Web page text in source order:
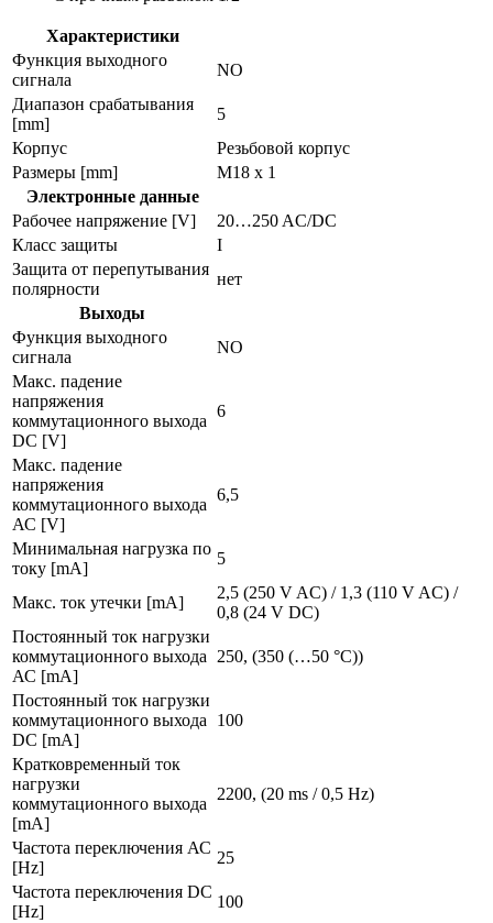
Характеристики
Функция выходного
сигнала
NO
Диапазон срабатывания
[mm]
5
Корпус
Резьбовой корпус
Размеры [mm]
M18 x 1
Электронные данные
Рабочее напряжение [V]
20…250 AC/DC
Класс защиты
I
Защита от перепутывания
полярности
нет
Выходы
Функция выходного
сигнала
NO
Макс. падение
напряжения
коммутационного выхода
DC [V]
6
Макс. падение
напряжения
коммутационного выхода
АС [V]
6,5
Минимальная нагрузка по
току [mA]
5
Макс. ток утечки [mA]
2,5 (250 V AC) / 1,3 (110 V AC) /
0,8 (24 V DC)
Постоянный ток нагрузки
коммутационного выхода
АС [mA]
250, (350 (…50 °C))
Постоянный ток нагрузки
коммутационного выхода
DC [mA]
100
Кратковременный ток
нагрузки
коммутационного выхода
[mA]
2200, (20 ms / 0,5 Hz)
Частота переключения АС
[Hz]
25
Частота переключения DC
[Hz]
100